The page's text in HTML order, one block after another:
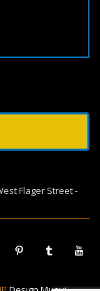
Flager Street -